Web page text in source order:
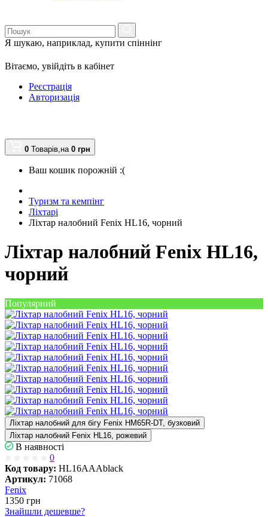
Я шукаю, наприклад, купити спіннінг
Вітаємо, увійдіть в кабінет
Реєстрація
Авторизація
0 Товарів,на 0 грн
Ваш кошик порожній :(
Туризм та кемпінг
Ліхтарі
Ліхтар налобний Fenix HL16, чорний
Ліхтар налобний Fenix HL16,
чорний
Популярний
Ліхтар налобний для бігу Fenix HM65R-DT, бузковий
Ліхтар налобний Fenix HL16, рожевий
В наявності
0
Код товару: HL16AAAblack
Артикул: 71068
Fenix
1350 грн
Знайшли дешевше?